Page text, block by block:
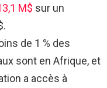
M$ sur un
de 1 % des
sont en Afrique, et
a accès à